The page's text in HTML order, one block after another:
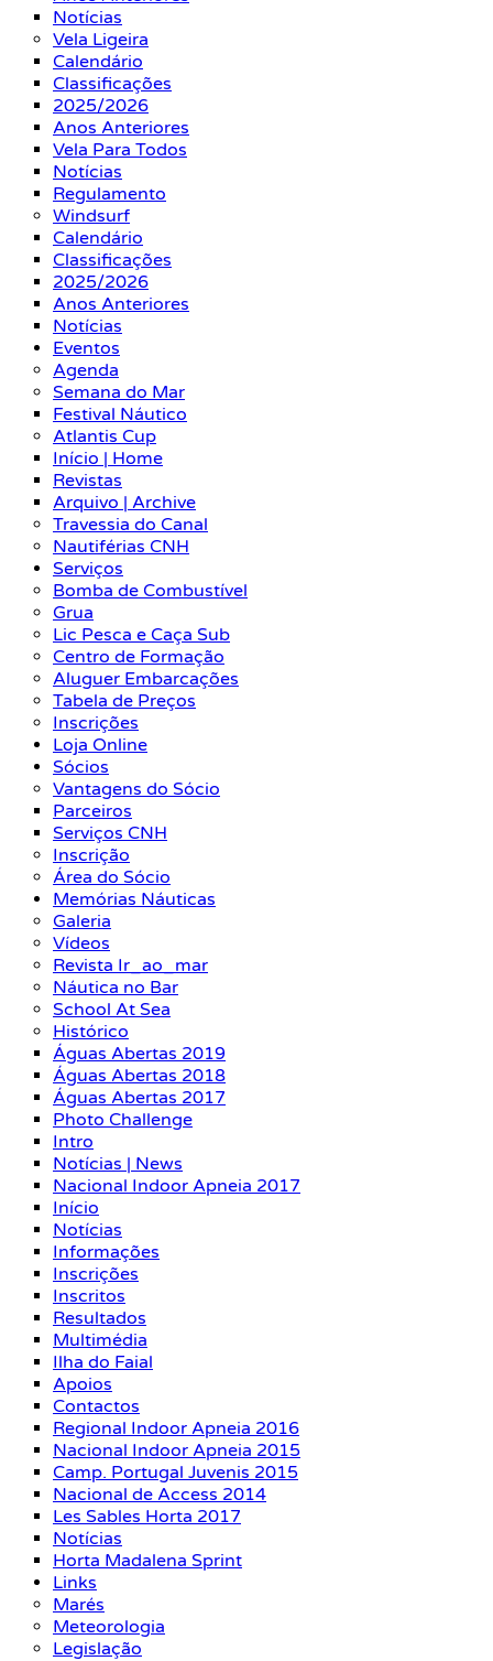
Notícias
Vela Ligeira
Calendário
Classificações
2025/2026
Anos Anteriores
Vela Para Todos
Notícias
Regulamento
Windsurf
Calendário
Classificações
2025/2026
Anos Anteriores
Notícias
Eventos
Agenda
Semana do Mar
Festival Náutico
Atlantis Cup
Início | Home
Revistas
Arquivo | Archive
Travessia do Canal
Nautiférias CNH
Serviços
Bomba de Combustível
Grua
Lic Pesca e Caça Sub
Centro de Formação
Aluguer Embarcações
Tabela de Preços
Inscrições
Loja Online
Sócios
Vantagens do Sócio
Parceiros
Serviços CNH
Inscrição
Área do Sócio
Memórias Náuticas
Galeria
Vídeos
Revista Ir_ao_mar
Náutica no Bar
School At Sea
Histórico
Águas Abertas 2019
Águas Abertas 2018
Águas Abertas 2017
Photo Challenge
Intro
Notícias | News
Nacional Indoor Apneia 2017
Início
Notícias
Informações
Inscrições
Inscritos
Resultados
Multimédia
Ilha do Faial
Apoios
Contactos
Regional Indoor Apneia 2016
Nacional Indoor Apneia 2015
Camp. Portugal Juvenis 2015
Nacional de Access 2014
Les Sables Horta 2017
Notícias
Horta Madalena Sprint
Links
Marés
Meteorologia
Legislação